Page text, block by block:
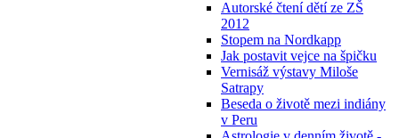
Autorské čtení dětí ze ZŠ
2012
Stopem na Nordkapp
Jak postavit vejce na špičku
Vernisáž výstavy Miloše
Satrapy
Beseda o životě mezi indiány
v Peru